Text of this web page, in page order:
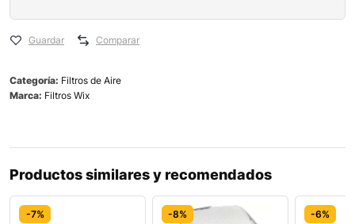
Guardar Comparar
Categoría: Filtros de Aire
Marca: Filtros Wix
Productos similares y recomendados
-7% -8% -6%